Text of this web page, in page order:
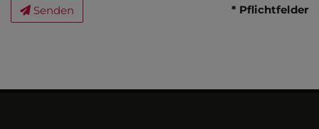
Senden * Pflichtfelder